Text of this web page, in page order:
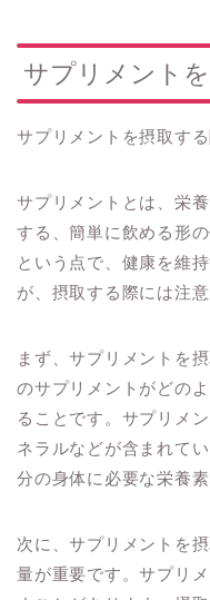
サプリメント
サプリメントを摂取す
サプリメントとは、栄
する、簡単に飲める形
という点で、健康を維
が、摂取する際には注意
まず、サプリメントを
のサプリメントがどの
ることです。サプリメ
ネラルなどが含まれて
分の身体に必要な栄養
次に、サプリメントを
量が重要です。サプリ